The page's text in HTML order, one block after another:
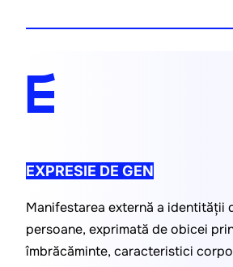
E
EXPRESIE DE GEN
Manifestarea externă a identității
persoane, exprimată de obicei
îmbrăcăminte, caracteristici